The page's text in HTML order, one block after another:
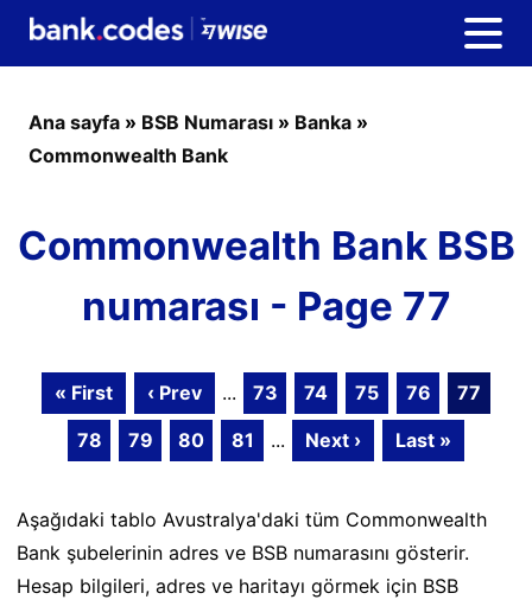
Ana sayfa » BSB Numarası » Banka »
Commonwealth Bank
Commonwealth Bank BSB
numarası - Page 77
« First ‹ Prev ... 73 74 75 76
77
78
79 80 81 ... Next › Last »
Aşağıdaki tablo Avustralya'daki tüm Commonwealth
Bank şubelerinin adres ve BSB numarasını gösterir.
Hesap bilgileri, adres ve haritayı görmek için BSB